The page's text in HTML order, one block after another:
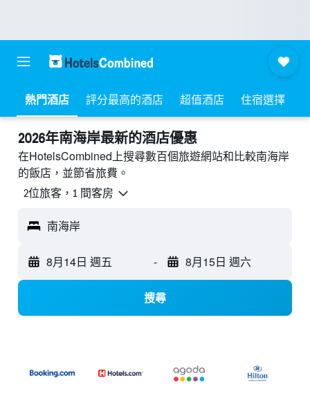
熱門酒店 評分最高的酒店 超值酒店 住宿選擇
2026年南海岸最新的酒店優惠
在HotelsCombined上搜尋數百個旅遊網站和比較南海岸
的飯店，並節省旅費。
2位旅客，1 間客房
南海岸
8月14日 週五 - 8月15日 週六
搜尋